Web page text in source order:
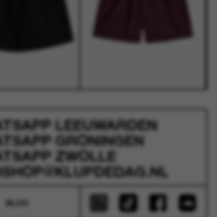
LEEUWARDEN
GRONINGEN
ZWOLLE